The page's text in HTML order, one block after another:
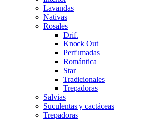
Lavandas
Nativas
Rosales
Drift
Knock Out
Perfumadas
Romántica
Star
Tradicionales
Trepadoras
Salvias
Suculentas y cactáceas
Trepadoras